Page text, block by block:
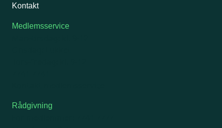
Kontakt
Medlemsservice
Rådgivning